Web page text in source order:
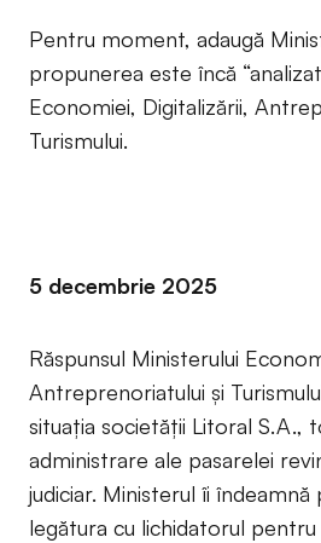
Pentru moment, adaugă
propunerea este încă
Economiei, Digitalizării,
Turismului.
5 decembrie 2025
Răspunsul Ministerului
Antreprenoriatului și
situația societății Litoral S.A.,
administrare ale pasarelei
judiciar. Ministerul îi îndeamnă
legătura cu lichidatorul